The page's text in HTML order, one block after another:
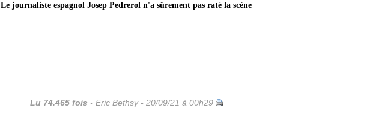
Le journaliste espagnol Josep Pedrerol n'a sûrement pas raté la scène
Lu 74.465 fois - Eric Bethsy - 20/09/21 à 00h29